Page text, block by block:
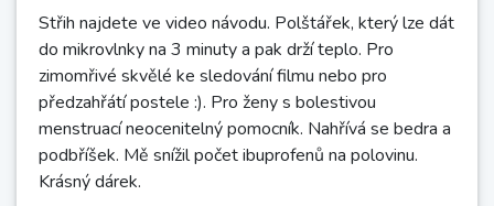
Střih najdete ve video návodu. Polštářek, který lze dát
do mikrovlnky na 3 minuty a pak drží teplo. Pro
zimomřivé skvělé ke sledování filmu nebo pro
předzahřátí postele :). Pro ženy s bolestivou
menstruací neocenitelný pomocník. Nahřívá se bedra a
podbříšek. Mě snížil počet ibuprofenů na polovinu.
Krásný dárek.